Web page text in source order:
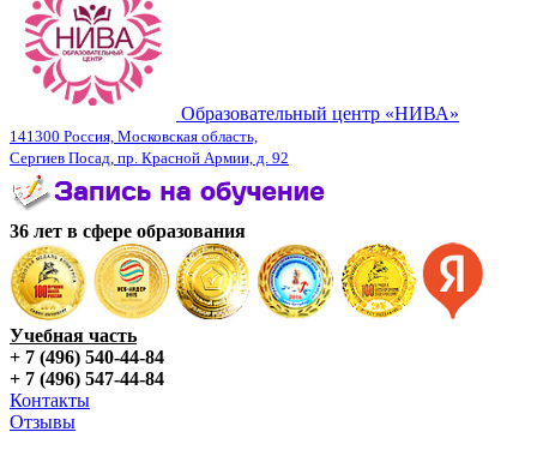
Образовательный центр «НИВА»
141300 Россия, Московская область,
Сергиев Посад, пр. Красной Армии, д. 92
36 лет в сфере образования
Учебная часть
+ 7 (496) 540-44-84
+ 7 (496) 547-44-84
Контакты
Отзывы